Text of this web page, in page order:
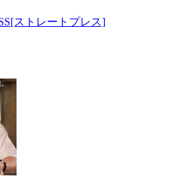
ストレートプレス]